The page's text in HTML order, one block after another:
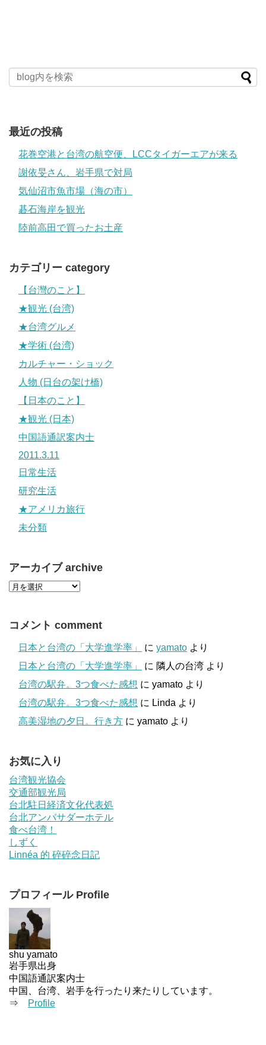
最近の投稿
花巻空港と台湾の航空便、LCCタイガーエアが来る
謝依旻さん、岩手県で対局
気仙沼市魚市場（海の市）
碁石海岸を観光
陸前高田で買ったお土産
カテゴリー category
【台灣のこと】
★観光 (台湾)
★台湾グルメ
★学術 (台湾)
カルチャー・ショック
人物 (日台の架け橋)
【日本のこと】
★観光 (日本)
中国語通訳案内士
2011.3.11
日常生活
研究生活
★アメリカ旅行
未分類
アーカイブ archive
コメント comment
日本と台湾の「大学進学率」 に yamato より
日本と台湾の「大学進学率」
に 隣人の台湾 より
台湾の駅弁。3つ食べた感想 に yamato より
台湾の駅弁。3つ食べた感想 に Linda より
高美湿地の夕日。行き方 に yamato より
お気に入り
台湾観光協会
交通部観光局
台北駐日経済文化代表処
台北アンバサダーホテル
食べ台湾！
しずく
Linnéa 的 碎碎念日記
プロフィール Profile
shu yamato
岩手県出身
中国語通訳案内士
中国、台湾、岩手を行ったり来たりしています。
⇒
Profile